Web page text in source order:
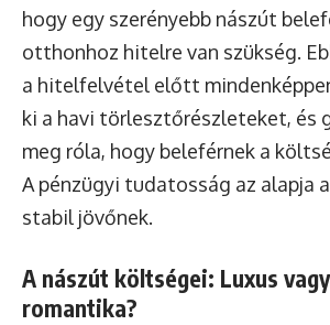
hogy egy szerényebb nászút
otthonhoz hitelre van szükség.
a hitelfelvétel előtt
ki a havi törlesztőrészleteket, és
meg róla, hogy beleférnek a
A pénzügyi tudatosság az alapja
stabil jövőnek.
A nászút költségei: Luxus
romantika?